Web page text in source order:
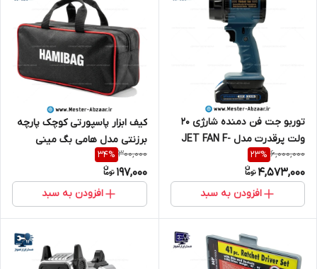
توربو جت فن دمنده شارژی 20
ولت پرقدرت مدل JET FAN F-
018 جعبه کارتنی
6,000,000
23%
4,573,000
افزودن به سبد
کیف ابزار پاسپورتی کوچک پارچه
برزنتی مدل هامی بگ مینی
HAMIBAG
300,000
34%
197,000
افزودن به سبد